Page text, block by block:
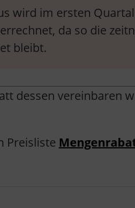
wird im ersten
da so die
bleibt.
dessen vereinbaren
Preisliste